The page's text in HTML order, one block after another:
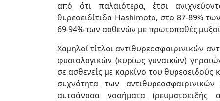
από ότι παλαιότερα, έτσι
θυρεοειδίτιδα Hashimoto, στο 87-89%
69-94% των ασθενών με πρωτοπαθές
Χαμηλοί τίτλοι αντιθυρεοσφαιρινικών
φυσιολογικών (κυρίως γυναικών)
σε ασθενείς με καρκίνο του
συχνότητα των
αυτοάνοσα νοσήματα (ρευματοειδής